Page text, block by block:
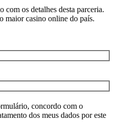
com os detalhes desta parceria.
maior casino online do país.
concordo com o
dos meus dados por este